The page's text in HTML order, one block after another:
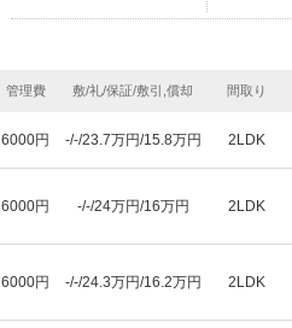
管理費 敷/礼/保証/敷引,償却 間取り
6000円 -/-/23.7万円/15.8万円 2LDK
6000円 -/-/24万円/16万円 2LDK
6000円 -/-/24.3万円/16.2万円 2LDK